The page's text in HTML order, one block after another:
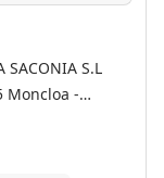
SACONIA S.L
Moncloa -